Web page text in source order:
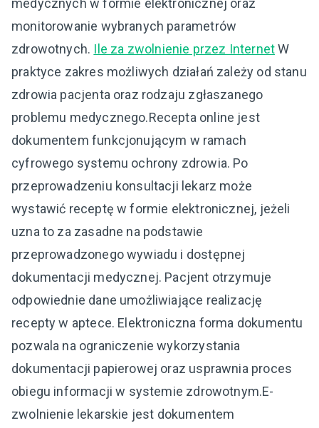
medycznych w formie elektronicznej oraz
monitorowanie wybranych parametrów
zdrowotnych. Ile za zwolnienie przez InternetW
praktyce zakres możliwych działań zależy od stanu
zdrowia pacjenta oraz rodzaju zgłaszanego
problemu medycznego.Recepta online jest
dokumentem funkcjonującym w ramach
cyfrowego systemu ochrony zdrowia. Po
przeprowadzeniu konsultacji lekarz może
wystawić receptę w formie elektronicznej, jeżeli
uzna to za zasadne na podstawie
przeprowadzonego wywiadu i dostępnej
dokumentacji medycznej. Pacjent otrzymuje
odpowiednie dane umożliwiające realizację
recepty w aptece. Elektroniczna forma dokumentu
pozwala na ograniczenie wykorzystania
dokumentacji papierowej oraz usprawnia proces
obiegu informacji w systemie zdrowotnym.E-
zwolnienie lekarskie jest dokumentem